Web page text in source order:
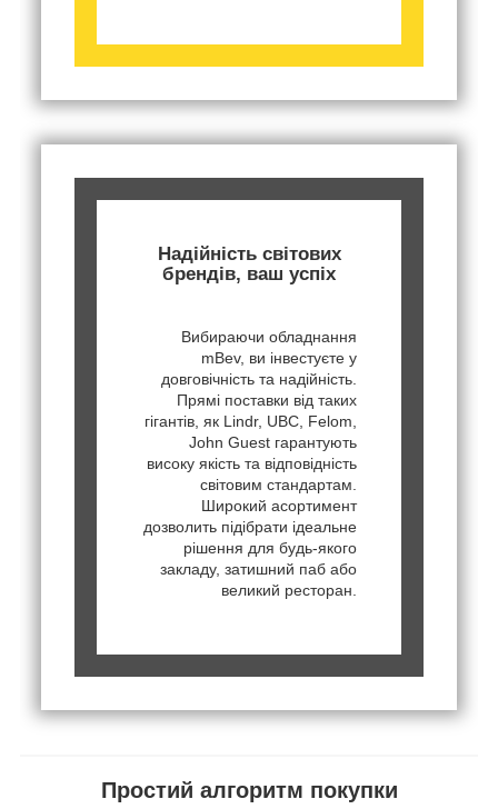
Надійність світових
брендів, ваш успіх
Вибираючи обладнання
mBev, ви інвестуєте у
довговічність та надійність.
Прямі поставки від таких
гігантів, як Lindr, UBC, Felom,
John Guest гарантують
високу якість та відповідність
світовим стандартам.
Широкий асортимент
дозволить підібрати ідеальне
рішення для будь-якого
закладу, затишний паб або
великий ресторан.
Простий алгоритм покупки